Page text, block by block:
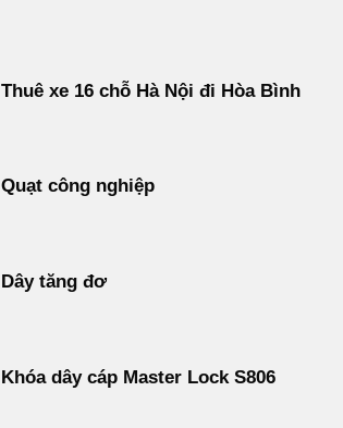
Thuê xe 16 chỗ Hà Nội đi Hòa Bình
Quạt công nghiệp
Dây tăng đơ
Khóa dây cáp Master Lock S806